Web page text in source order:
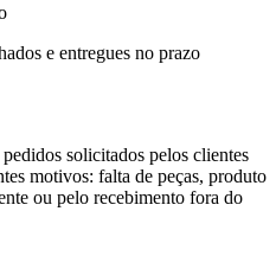
e entregues no prazo
solicitados pelos clientes
motivos: falta de peças, produto
ou pelo recebimento fora do